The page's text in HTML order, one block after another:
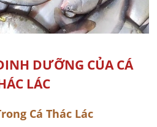
DƯỠNG CỦA CÁ
LÁC
Cá Thác Lác